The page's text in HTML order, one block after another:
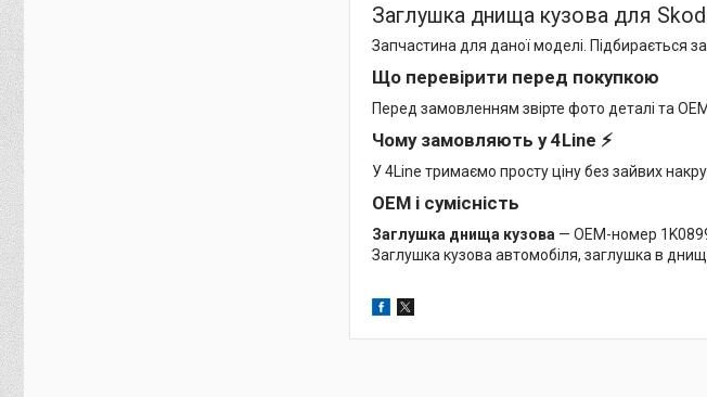
Заглушка днища кузова для
Запчастина для даної моделі. Підбирається
Що перевірити перед покупкою
Перед замовленням звірте фото деталі та
Чому замовляють у 4Line ⚡
У 4Line тримаємо просту ціну без зайвих
OEM і сумісність
Заглушка днища кузова — OEM-номер
Заглушка кузова автомобіля, заглушка в